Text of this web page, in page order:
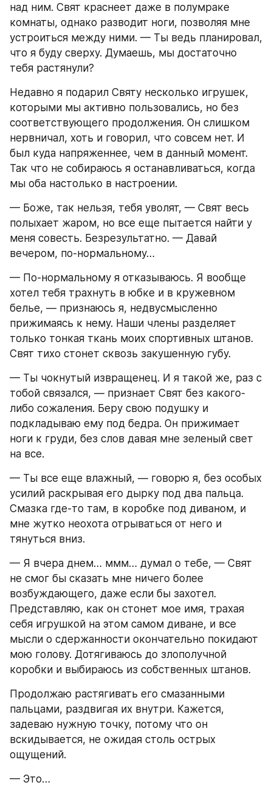
над ним. Свят краснеет даже в полумраке
комнаты, однако разводит ноги, позволяя мне
устроиться между ними. — Ты ведь планировал,
что я буду сверху. Думаешь, мы достаточно
тебя растянули?
Недавно я подарил Святу несколько игрушек,
которыми мы активно пользовались, но без
соответствующего продолжения. Он слишком
нервничал, хоть и говорил, что совсем нет. И
был куда напряженнее, чем в данный момент.
Так что не собираюсь я останавливаться, когда
мы оба настолько в настроении.
— Боже, так нельзя, тебя уволят, — Свят весь
полыхает жаром, но все еще пытается найти у
меня совесть. Безрезультатно. — Давай
вечером, по-нормальному…
— По-нормальному я отказываюсь. Я вообще
хотел тебя трахнуть в юбке и в кружевном
белье, — признаюсь я, недвусмысленно
прижимаясь к нему. Наши члены разделяет
только тонкая ткань моих спортивных штанов.
Свят тихо стонет сквозь закушенную губу.
— Ты чокнутый извращенец. И я такой же, раз с
тобой связался, — признает Свят без какого-
либо сожаления. Беру свою подушку и
подкладываю ему под бедра. Он прижимает
ноги к груди, без слов давая мне зеленый свет
на все.
— Ты все еще влажный, — говорю я, без особых
усилий раскрывая его дырку под два пальца.
Смазка где-то там, в коробке под диваном, и
мне жутко неохота отрываться от него и
тянуться вниз.
— Я вчера днем… ммм… думал о тебе, — Свят
не смог бы сказать мне ничего более
возбуждающего, даже если бы захотел.
Представляю, как он стонет мое имя, трахая
себя игрушкой на этом самом диване, и все
мысли о сдержанности окончательно покидают
мою голову. Дотягиваюсь до злополучной
коробки и выбираюсь из собственных штанов.
Продолжаю растягивать его смазанными
пальцами, раздвигая их внутри. Кажется,
задеваю нужную точку, потому что он
вскидывается, не ожидая столь острых
ощущений.
— Это…